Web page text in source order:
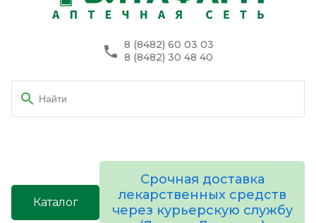
8 (8482) 60 03 03
8 (8482) 30 48 40
Каталог
Срочная доставка
лекарственных средств
через курьерскую службу